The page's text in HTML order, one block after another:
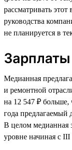
рассматривать
руководства
не планируется в
Зарплаты
Медианная
и ремонтной
на 12 547 ₽ больше,
года предлагаемый
В целом медианная
уровне начиная с III